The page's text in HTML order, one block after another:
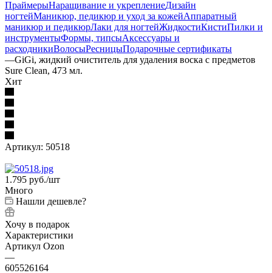
ПраймерыНаращивание и укреплениеДизайн
ногтейМаникюр, педикюр и уход за кожейАппаратный
маникюр и педикюрЛаки для ногтейЖидкостиКистиПилки и
инструментыФормы, типсыАксессуары и
расходникиВолосыРесницыПодарочные сертификаты
—GiGi, жидкий очиститель для удаления воска с предметов
Sure Clean, 473 мл.
Хит
Артикул: 50518
1.795 руб./шт
Много
Нашли дешевле?
Хочу в подарок
Характеристики
Артикул Ozon
—
605526164